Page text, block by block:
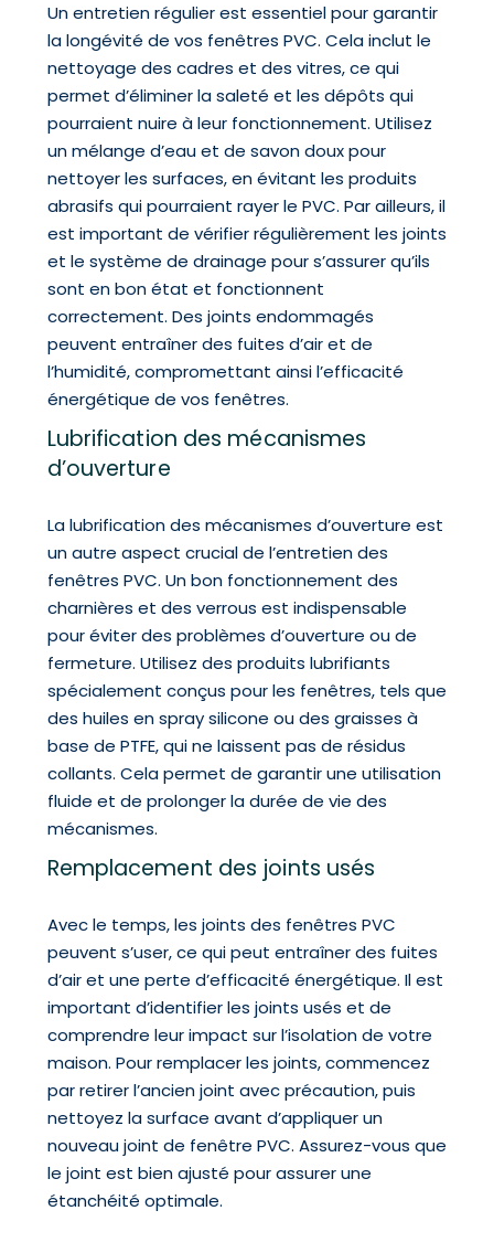
Un entretien régulier est essentiel pour garantir
la longévité de vos fenêtres PVC. Cela inclut le
nettoyage des cadres et des vitres, ce qui
permet d’éliminer la saleté et les dépôts qui
pourraient nuire à leur fonctionnement. Utilisez
un mélange d’eau et de savon doux pour
nettoyer les surfaces, en évitant les produits
abrasifs qui pourraient rayer le PVC. Par ailleurs, il
est important de vérifier régulièrement les joints
et le système de drainage pour s’assurer qu’ils
sont en bon état et fonctionnent
correctement. Des joints endommagés
peuvent entraîner des fuites d’air et de
l’humidité, compromettant ainsi l’efficacité
énergétique de vos fenêtres.
Lubrification des mécanismes
d’ouverture
La lubrification des mécanismes d’ouverture est
un autre aspect crucial de l’entretien des
fenêtres PVC. Un bon fonctionnement des
charnières et des verrous est indispensable
pour éviter des problèmes d’ouverture ou de
fermeture. Utilisez des produits lubrifiants
spécialement conçus pour les fenêtres, tels que
des huiles en spray silicone ou des graisses à
base de PTFE, qui ne laissent pas de résidus
collants. Cela permet de garantir une utilisation
fluide et de prolonger la durée de vie des
mécanismes.
Remplacement des joints usés
Avec le temps, les joints des fenêtres PVC
peuvent s’user, ce qui peut entraîner des fuites
d’air et une perte d’efficacité énergétique. Il est
important d’identifier les joints usés et de
comprendre leur impact sur l’isolation de votre
maison. Pour remplacer les joints, commencez
par retirer l’ancien joint avec précaution, puis
nettoyez la surface avant d’appliquer un
nouveau joint de fenêtre PVC. Assurez-vous que
le joint est bien ajusté pour assurer une
étanchéité optimale.